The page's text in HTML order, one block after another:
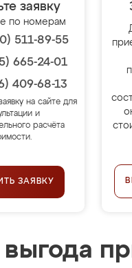
заявку
по номерам
511-89-55
665-24-01
409-68-13
на сайте для
и
расчёта
ЗАЯВКУ